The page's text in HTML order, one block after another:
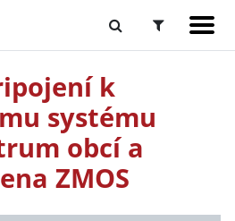
k
systému
obcí a
ZMOS